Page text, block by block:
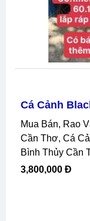
Cá Cảnh
Mua Bán, Rao Vặt Vật Nuôi Thú Cưng Bình Thủy
Cần Thơ, Cá
Bình Thủy Cần
3,800,000 Đ